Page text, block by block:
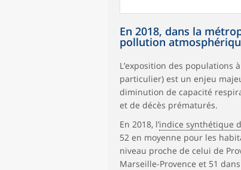
En 2018, dans la
pollution
L’exposition des populations
particulier) est un enjeu
diminution de capacité
et de décès prématurés.
En 2018, l’indice synthétique
52 en moyenne pour les
niveau proche de celui de
Marseille-Provence et 51